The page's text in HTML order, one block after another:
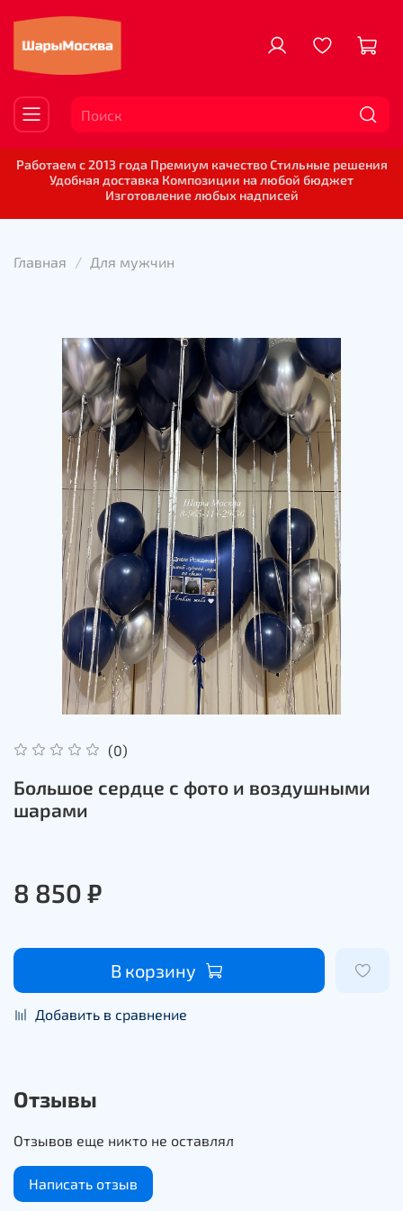
Работаем с 2013 года Премиум качество Стильные решения
Удобная доставка Композиции на любой бюджет
Изготовление любых надписей
Главная Для мужчин
(0)
Большое сердце с фото и воздушными
шарами
8 850 ₽
В корзину
Добавить в сравнение
Отзывы
Отзывов еще никто не оставлял
Написать отзыв